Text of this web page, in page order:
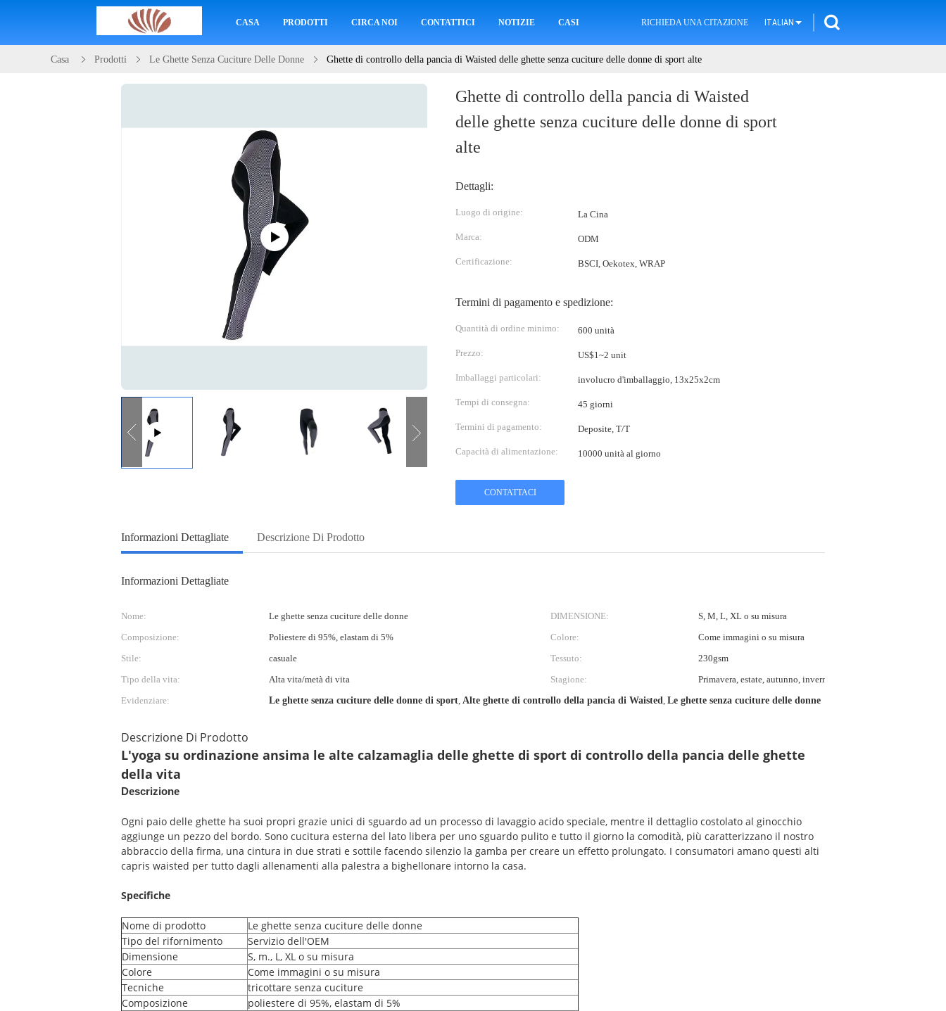
CASA PRODOTTI CIRCA NOI CONTATTICI NOTIZIE CASI RICHIEDA UNA CITAZIONE ITALIAN
Casa Prodotti Le Ghette Senza Cuciture Delle Donne Ghette di controllo della pancia di Waisted delle ghette senza cuciture delle donne di sport alte
Ghette di controllo della pancia di Waisted
delle ghette senza cuciture delle donne di sport
alte
Dettagli:
Luogo di origine: La Cina
Marca: ODM
Certificazione: BSCI, Oekotex, WRAP
Termini di pagamento e spedizione:
Quantità di ordine minimo: 600 unità
Prezzo: US$1~2 unit
Imballaggi particolari: involucro d'imballaggio, 13x25x2cm
Tempi di consegna: 45 giorni
Termini di pagamento: Deposite, T/T
Capacità di alimentazione: 10000 unità al giorno
CONTATTACI
Informazioni Dettagliate Descrizione Di Prodotto
Informazioni Dettagliate
Nome: Le ghette senza cuciture delle donne DIMENSIONE:
S, M, L, XL o su misura
Composizione:
Poliestere di 95%, elastam di 5% Colore:
Come immagini o su misura
Stile:
casuale Tessuto:
230gsm
Tipo della vita:
Alta vita/metà di vita Stagione:
Primavera, estate, autunno, inverno
Evidenziare:
Le ghette senza cuciture delle donne di sport, Alte ghette di controllo della pancia di Waisted, Le ghette senza cuciture delle donne
Descrizione Di Prodotto
L'yoga su ordinazione ansima le alte calzamaglia delle ghette di sport di controllo della pancia delle ghette
della vita
Descrizione
Ogni paio delle ghette ha suoi propri grazie unici di sguardo ad un processo di lavaggio acido speciale, mentre il dettaglio costolato al ginocchio
aggiunge un pezzo del bordo. Sono cucitura esterna del lato libera per uno sguardo pulito e tutto il giorno la comodità, più caratterizzano il nostro
abbraccio della firma, una cintura in due strati e sottile facendo silenzio la gamba per creare un effetto prolungato. I consumatori amano questi alti
capris waisted per tutto dagli allenamenti alla palestra a bighellonare intorno la casa.
Specifiche
Nome di prodotto
Le ghette senza cuciture delle donne
Tipo del rifornimento
Servizio dell'OEM
Dimensione
S, m., L, XL o su misura
Colore
Come immagini o su misura
Tecniche
tricottare senza cuciture
Composizione
poliestere di 95%, elastam di 5%